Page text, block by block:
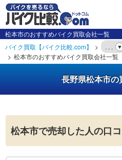
松本市のおすすめバイク買取会社一覧
バイク買取【バイク比較.com】
. . .
松本市のおすすめバイク買取会社一覧
長野県松本市の
松本市で売却した人の口コ